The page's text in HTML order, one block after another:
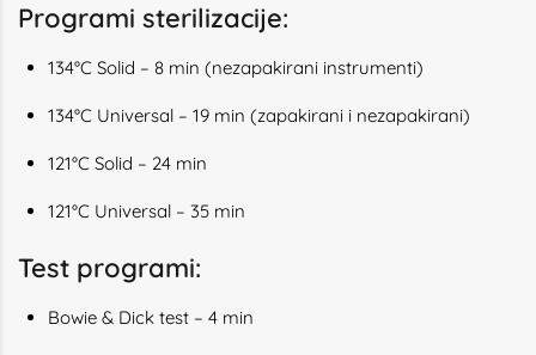
Programi sterilizacije:
134°C Solid – 8 min (nezapakirani instrumenti)
134°C Universal – 19 min (zapakirani i nezapakirani)
121°C Solid – 24 min
121°C Universal – 35 min
Test programi:
Bowie & Dick test – 4 min